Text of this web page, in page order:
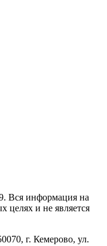
Вся информация на
целях и не является
г. Кемерово, ул.